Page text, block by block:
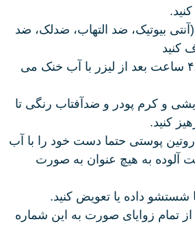
بیوتیک، ضد التهاب، ضدلک، ضد
کنید
امکان حمام کردن از ۴۸ ساعت بعد از لیزر با آب خنک می
و کرم پودر و ضدآفتاب رنگی تا
کنید‌.
پوستی حتما دست خود را با آب
آلوده به هیچ عنوان به صورت
شستشو داده یا تعویض کنید.
تمام زوایای صورت به این شماره